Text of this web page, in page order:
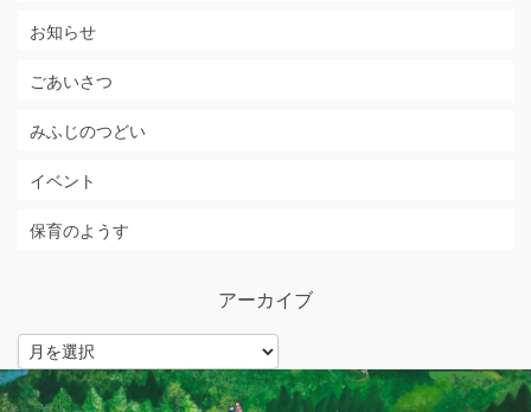
お知らせ
ごあいさつ
みふじのつどい
イベント
保育のようす
アーカイブ
ア
ー
カ